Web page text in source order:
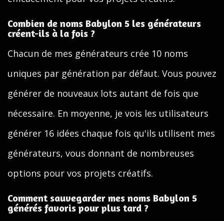
Combien de noms Babylon 5 les générateurs
créent-ils à la fois ?
Chacun de mes générateurs crée 10 noms
uniques par génération par défaut. Vous pouvez
générer de nouveaux lots autant de fois que
nécessaire. En moyenne, je vois les utilisateurs
générer 16 idées chaque fois qu'ils utilisent mes
générateurs, vous donnant de nombreuses
options pour vos projets créatifs.
Comment sauvegarder mes noms Babylon 5
générés favoris pour plus tard ?